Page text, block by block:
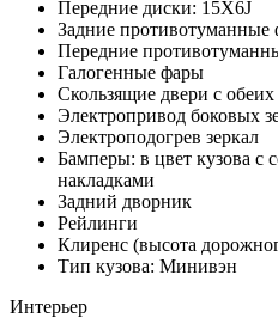
Передние диски: 15X6J
Задние противотуманные
Передние
Галогенные фары
Скользящие двери с обеих
Электропривод боковых
Электроподогрев зеркал
Бамперы: в цвет кузова с
накладками
Задний дворник
Рейлинги
Клиренс (высота
Тип кузова: Минивэн
Интерьер